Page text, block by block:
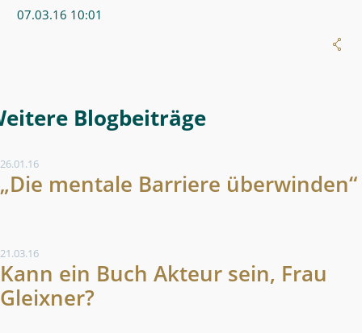
07.03.16 10:01
Weitere Blogeintrag
26.01.16
„Die mentale Barriere überwinden“
21.03.16
Kann ein Buch Akteur sein, Frau
Gleixner?